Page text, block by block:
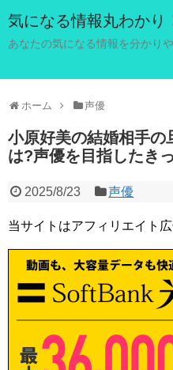
気になる情報丸わかり
あなたの気になる情報を分かり
ホーム 声優
小原好美の結婚相手
は?声優を目指したき
2025/8/23 声優
当サイトはアフィリエイト